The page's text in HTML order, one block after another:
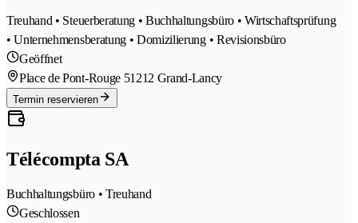
Treuhand • Steuerberatung • Buchhaltungsbüro • Wirtschaftsprüfung
• Unternehmensberatung • Domizilierung • Revisionsbüro
Geöffnet
Place de Pont-Rouge 51212 Grand-Lancy
Termin reservieren
Télécompta SA
Buchhaltungsbüro • Treuhand
Geschlossen